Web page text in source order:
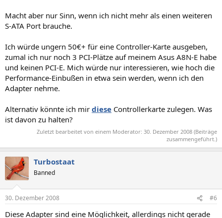
Macht aber nur Sinn, wenn ich nicht mehr als einen weiteren
S-ATA Port brauche.
Ich würde ungern 50€+ für eine Controller-Karte ausgeben,
zumal ich nur noch 3 PCI-Plätze auf meinem Asus A8N-E habe
und keinen PCI-E. Mich würde nur interessieren, wie hoch die
Performance-Einbußen in etwa sein werden, wenn ich den
Adapter nehme.
Alternativ könnte ich mir diese Controllerkarte zulegen. Was
ist davon zu halten?
Zuletzt bearbeitet von einem Moderator: 30. Dezember 2008 (Beiträge
zusammengeführt.)
Turbostaat
Banned
30. Dezember 2008 #6
Diese Adapter sind eine Möglichkeit, allerdings nicht gerade